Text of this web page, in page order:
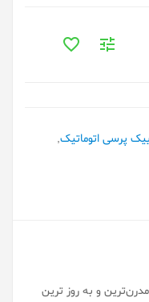
پرسی اتوماتیک,
و به روز ترین